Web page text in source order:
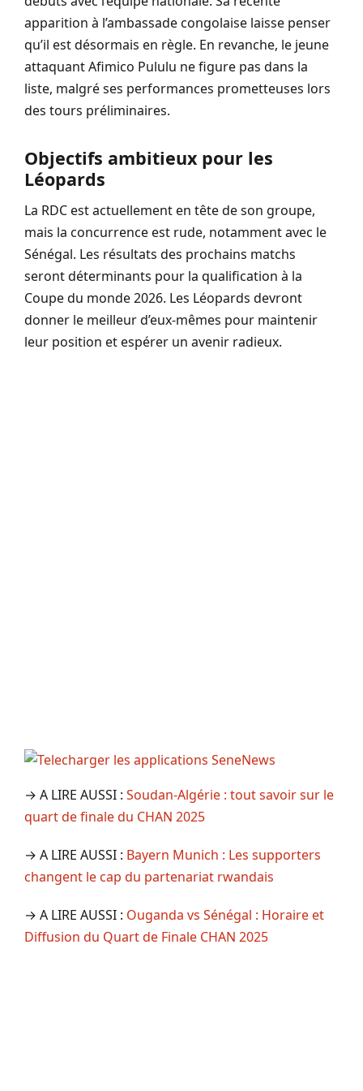
apparition à l’ambassade congolaise laisse penser
qu’il est désormais en règle. En revanche, le jeune
attaquant Afimico Pululu ne figure pas dans la
liste, malgré ses performances prometteuses lors
des tours préliminaires.
Objectifs ambitieux pour les
Léopards
La RDC est actuellement en tête de son groupe,
mais la concurrence est rude, notamment avec le
Sénégal. Les résultats des prochains matchs
seront déterminants pour la qualification à la
Coupe du monde 2026. Les Léopards devront
donner le meilleur d’eux-mêmes pour maintenir
leur position et espérer un avenir radieux.
→ A LIRE AUSSI : Soudan-Algérie : tout savoir sur le
quart de finale du CHAN 2025
→ A LIRE AUSSI : Bayern Munich : Les supporters
changent le cap du partenariat rwandais
→ A LIRE AUSSI : Ouganda vs Sénégal : Horaire et
Diffusion du Quart de Finale CHAN 2025